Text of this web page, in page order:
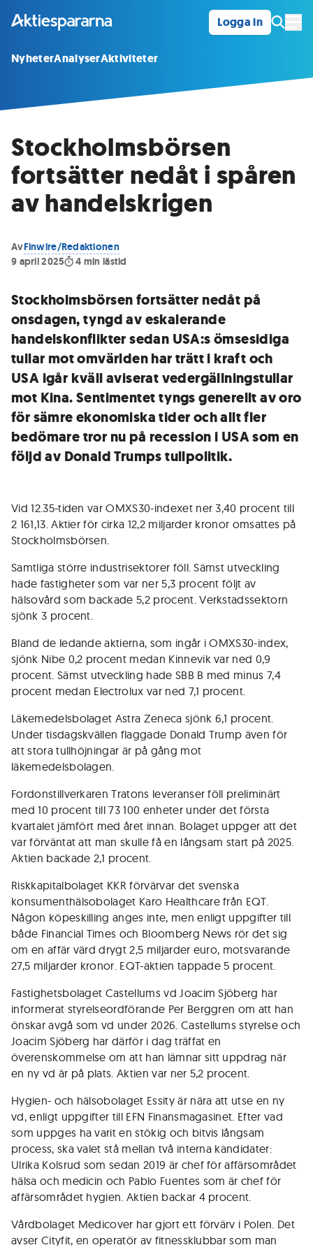
Logga in
NyheterAnalyserAktiviteter
Stockholmsbörsen
fortsätter nedåt i spåren
av handelskrigen
AvFinwire/Redaktionen
9 april 2025
4 min lästid
Stockholmsbörsen fortsätter nedåt på
onsdagen, tyngd av eskalerande
handelskonflikter sedan USA:s ömsesidiga
tullar mot omvärlden har trätt i kraft och
USA igår kväll aviserat vedergällningstullar
mot Kina. Sentimentet tyngs generellt av oro
för sämre ekonomiska tider och allt fler
bedömare tror nu på recession i USA som en
följd av Donald Trumps tullpolitik.
Vid 12.35-tiden var OMXS30-indexet ner 3,40 procent till
2 161,13. Aktier för cirka 12,2 miljarder kronor omsattes på
Stockholmsbörsen.
Samtliga större industrisektorer föll. Sämst utveckling
hade fastigheter som var ner 5,3 procent följt av
hälsovård som backade 5,2 procent. Verkstadssektorn
sjönk 3 procent.
Bland de ledande aktierna, som ingår i OMXS30-index,
sjönk Nibe 0,2 procent medan Kinnevik var ned 0,9
procent. Sämst utveckling hade SBB B med minus 7,4
procent medan Electrolux var ned 7,1 procent.
Läkemedelsbolaget Astra Zeneca sjönk 6,1 procent.
Under tisdagskvällen flaggade Donald Trump även för
att stora tullhöjningar är på gång mot
läkemedelsbolagen.
Fordonstillverkaren Tratons leveranser föll preliminärt
med 10 procent till 73 100 enheter under det första
kvartalet jämfört med året innan. Bolaget uppger att det
var förväntat att man skulle få en långsam start på 2025.
Aktien backade 2,1 procent.
Riskkapitalbolaget KKR förvärvar det svenska
konsumenthälsobolaget Karo Healthcare från EQT.
Någon köpeskilling anges inte, men enligt uppgifter till
både Financial Times och Bloomberg News rör det sig
om en affär värd drygt 2,5 miljarder euro, motsvarande
27,5 miljarder kronor. EQT-aktien tappade 5 procent.
Fastighetsbolaget Castellums vd Joacim Sjöberg har
informerat styrelseordförande Per Berggren om att han
önskar avgå som vd under 2026. Castellums styrelse och
Joacim Sjöberg har därför i dag träffat en
överenskommelse om att han lämnar sitt uppdrag när
en ny vd är på plats. Aktien var ner 5,2 procent.
Hygien- och hälsobolaget Essity är nära att utse en ny
vd, enligt uppgifter till EFN Finansmagasinet. Efter vad
som uppges ha varit en stökig och bitvis långsam
process, ska valet stå mellan två interna kandidater:
Ulrika Kolsrud som sedan 2019 är chef för affärsområdet
hälsa och medicin och Pablo Fuentes som är chef för
affärsområdet hygien. Aktien backar 4 procent.
Vårdbolaget Medicover har gjort ett förvärv i Polen. Det
avser Cityfit, en operatör av fitnessklubbar som man